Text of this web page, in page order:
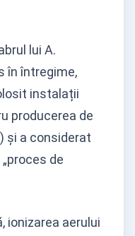
lui A.
în întregime,
instalații
producerea de
și a considerat
de
ionizarea aerului